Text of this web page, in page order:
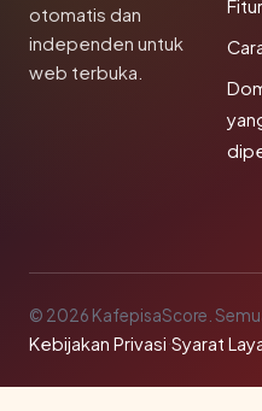
otomatis dan
independen untuk
web terbuka.
Fitur
© 2026 KafepisaScore.
Kebijakan Privasi·Syarat